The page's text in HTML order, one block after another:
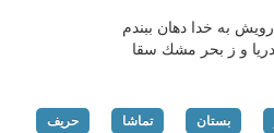
به خدا دهان ببندم
و ز بحر مشك سقا
بستان تماشا حریف